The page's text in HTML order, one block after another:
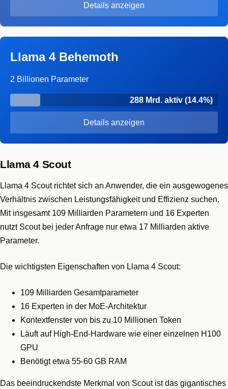
Details anzeigen
Llama 4 Behemoth
2 Billionen Parameter
288 Mrd. aktiv (14.4%)
Details anzeigen
Llama 4 Scout
Llama 4 Scout richtet sich an Anwender, die ein ausgewogenes
Verhältnis zwischen Leistungsfähigkeit und Effizienz suchen.
Mit insgesamt 109 Milliarden Parametern und 16 Experten
nutzt Scout bei jeder Anfrage nur etwa 17 Milliarden aktive
Parameter.
Die wichtigsten Eigenschaften von Llama 4 Scout:
109 Milliarden Gesamtparameter
16 Experten in der MoE-Architektur
Kontextfenster von bis zu 10 Millionen Token
Läuft auf High-End-Hardware wie einer einzelnen H100
GPU
Benötigt etwa 55-60 GB RAM
Das beeindruckendste Merkmal von Scout ist das gigantisches